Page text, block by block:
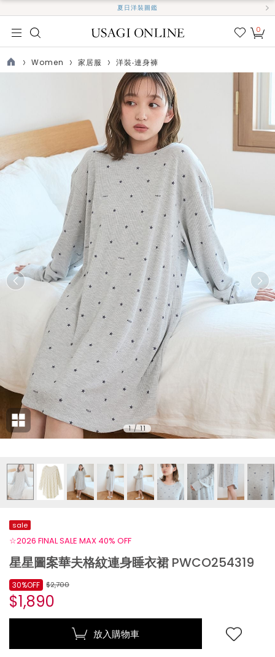
夏日洋裝圖鑑
我的
0
TOP
Women 家居服 洋裝‧連身褲
1/11
sale
☆2026 FINAL SALE MAX 40% OFF
星星圖案華夫格紋連身睡衣裙 PWCO254319
$2,700
$1,890
30%OFF
放入購物車